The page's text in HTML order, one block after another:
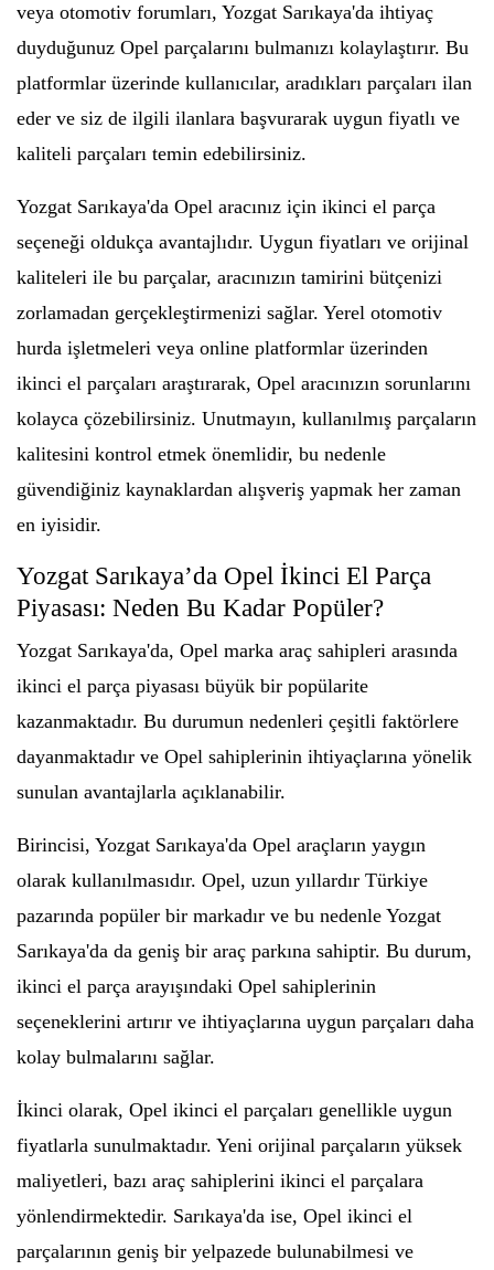
veya otomotiv forumları, Yozgat Sarıkaya'da ihtiyaç
duyduğunuz Opel parçalarını bulmanızı kolaylaştırır. Bu
platformlar üzerinde kullanıcılar, aradıkları parçaları ilan
eder ve siz de ilgili ilanlara başvurarak uygun fiyatlı ve
kaliteli parçaları temin edebilirsiniz.
Yozgat Sarıkaya'da Opel aracınız için ikinci el parça
seçeneği oldukça avantajlıdır. Uygun fiyatları ve orijinal
kaliteleri ile bu parçalar, aracınızın tamirini bütçenizi
zorlamadan gerçekleştirmenizi sağlar. Yerel otomotiv
hurda işletmeleri veya online platformlar üzerinden
ikinci el parçaları araştırarak, Opel aracınızın sorunlarını
kolayca çözebilirsiniz. Unutmayın, kullanılmış parçaların
kalitesini kontrol etmek önemlidir, bu nedenle
güvendiğiniz kaynaklardan alışveriş yapmak her zaman
en iyisidir.
Yozgat Sarıkaya’da Opel İkinci El Parça
Piyasası: Neden Bu Kadar Popüler?
Yozgat Sarıkaya'da, Opel marka araç sahipleri arasında
ikinci el parça piyasası büyük bir popülarite
kazanmaktadır. Bu durumun nedenleri çeşitli faktörlere
dayanmaktadır ve Opel sahiplerinin ihtiyaçlarına yönelik
sunulan avantajlarla açıklanabilir.
Birincisi, Yozgat Sarıkaya'da Opel araçların yaygın
olarak kullanılmasıdır. Opel, uzun yıllardır Türkiye
pazarında popüler bir markadır ve bu nedenle Yozgat
Sarıkaya'da da geniş bir araç parkına sahiptir. Bu durum,
ikinci el parça arayışındaki Opel sahiplerinin
seçeneklerini artırır ve ihtiyaçlarına uygun parçaları daha
kolay bulmalarını sağlar.
İkinci olarak, Opel ikinci el parçaları genellikle uygun
fiyatlarla sunulmaktadır. Yeni orijinal parçaların yüksek
maliyetleri, bazı araç sahiplerini ikinci el parçalara
yönlendirmektedir. Sarıkaya'da ise, Opel ikinci el
parçalarının geniş bir yelpazede bulunabilmesi ve